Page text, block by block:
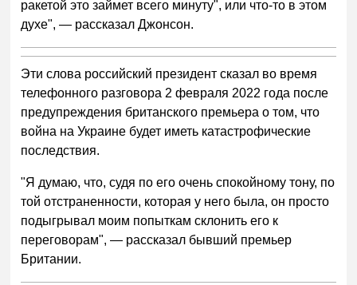
ракетой это займет всего минуту", или что-то в этом
духе", — рассказал Джонсон.
Эти слова российский президент сказал во время
телефонного разговора 2 февраля 2022 года после
предупреждения британского премьера о том, что
война на Украине будет иметь катастрофические
последствия.
"Я думаю, что, судя по его очень спокойному тону, по
той отстраненности, которая у него была, он просто
подыгрывал моим попыткам склонить его к
переговорам", — рассказал бывший премьер
Британии.